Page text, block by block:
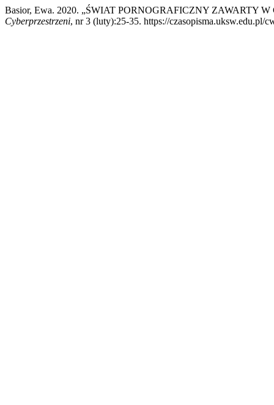
Basior, Ewa. 2020. „ŚWIAT PORNOGRAFICZNY ZAWARTY
Cyberprzestrzeni, nr 3 (luty):25-35. https://czasopisma.uksw.edu.pl/